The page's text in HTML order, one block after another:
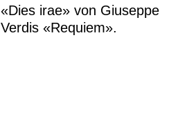
«Dies irae» von Giuseppe
Verdis «Requiem».